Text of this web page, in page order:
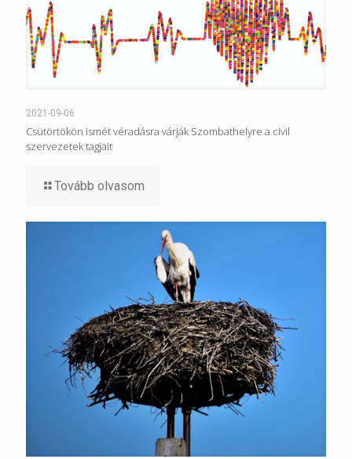
2021-09-06
Csütörtökön ismét véradásra várják Szombathelyre a civil
szervezetek tagjait
Tovább olvasom